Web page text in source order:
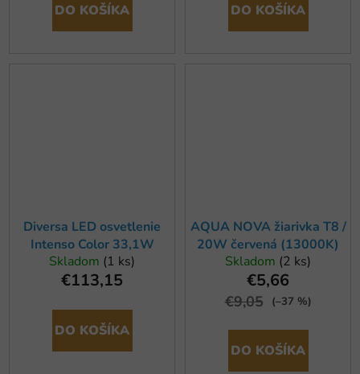
DO KOŠÍKA DO KOŠÍKA
Diversa LED osvetlenie
Intenso Color 33,1W
Skladom (1 ks)
€113,15
DO KOŠÍKA
AQUA NOVA žiarivka T8 /
20W červená (13000K)
Skladom (2 ks)
€5,66
€9,05 (–37 %)
DO KOŠÍKA